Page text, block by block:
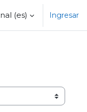
‎(es)‎ Ingresar